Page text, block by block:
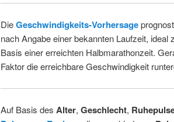
DieGeschwindigkeits-Vorhersage
nach Angabe einer bekannten Laufzeit, ideal
Basis einer erreichten Halbmarathonzeit.
Faktor die erreichbare Geschwindigkeit
Auf Basis des Alter, Geschlecht,